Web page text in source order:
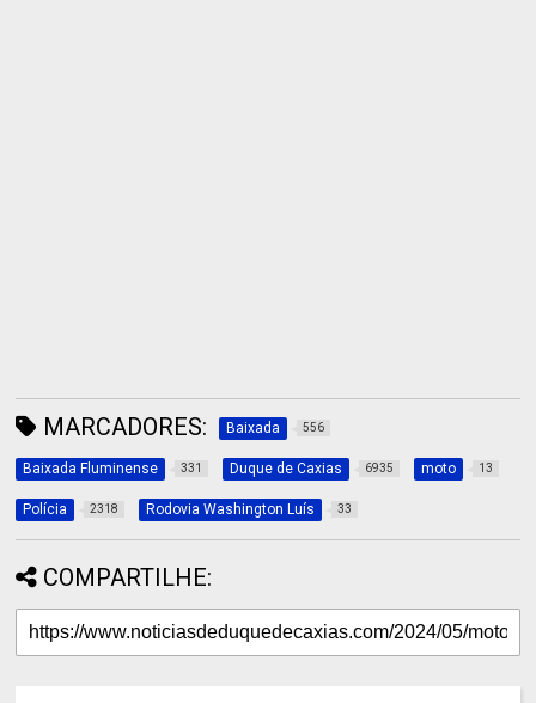
MARCADORES: Baixada 556
Baixada Fluminense 331 Duque de Caxias 6935 moto 13
Polícia 2318 Rodovia Washington Luís 33
COMPARTILHE: